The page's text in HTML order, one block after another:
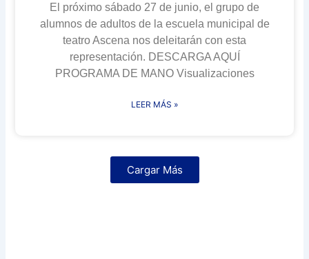
El próximo sábado 27 de junio, el grupo de
alumnos de adultos de la escuela municipal de
teatro Ascena nos deleitarán con esta
representación. DESCARGA AQUÍ
PROGRAMA DE MANO Visualizaciones
LEER MÁS »
Cargar Más